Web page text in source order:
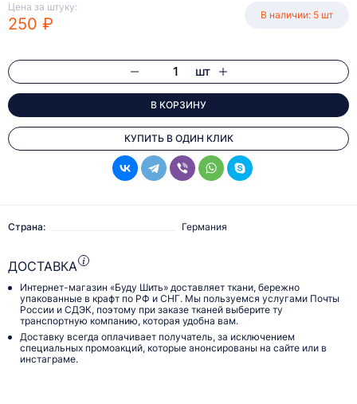
Цена за штуку:
250 ₽ В наличии: 5 шт
шт
В КОРЗИНУ
КУПИТЬ В ОДИН КЛИК
Страна: Германия
ДОСТАВКА
Интернет-магазин «Буду Шить» доставляет ткани, бережно
упакованные в крафт по РФ и СНГ. Мы пользуемся услугами Почты
России и СДЭК, поэтому при заказе тканей выберите ту
транспортную компанию, которая удобна вам.
Доставку всегда оплачивает получатель, за исключением
специальных промоакций, которые анонсированы на сайте или в
инстаграме.